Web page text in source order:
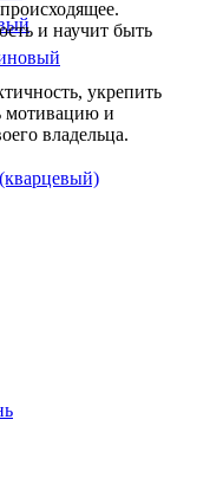
и научит быть
укрепить
мотивацию и
владельца.